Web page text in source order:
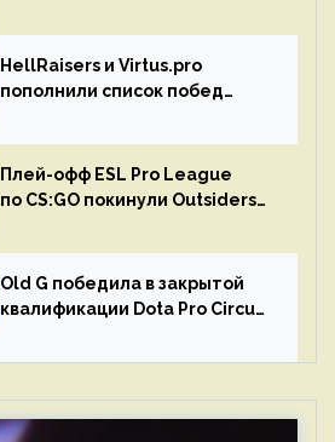
HellRaisers и Virtus.pro
пополнили список побед
Плей-офф ESL Pro League
по CS:GO покинули Outsiders
Old G победила в закрытой
квалификации Dota Pro Circuit